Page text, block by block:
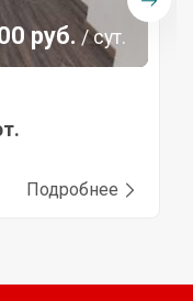
руб. / сут.
Подробнее